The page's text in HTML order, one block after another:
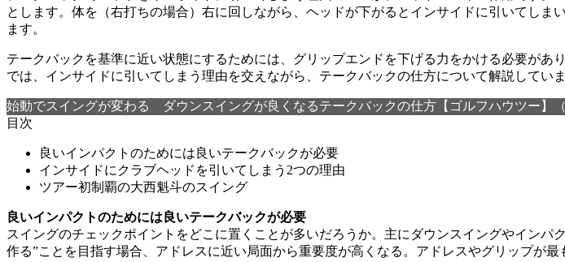
とします。体を（右打ちの場合）右に回しながら、ヘッドが下がるとインサイドに引いてし
ます。
テークバックを基準に近い状態にするためには、グリップエンドを下げる力をかける必要が
では、インサイドに引いてしまう理由を交えながら、テークバックの仕方について解説してい
始動でスイングが変わる ダウンスイングが良くなるテークバックの仕方【ゴルフハウツー】（
目次
良いインパクトのためには良いテークバックが必要
インサイドにクラブヘッドを引いてしまう2つの理由
ツアー初制覇の大西魁斗のスイング
良いインパクトのためには良いテークバックが必要
スイングのチェックポイントをどこに置くことが多いだろうか。主にダウンスイングやイン
作る”ことを目指す場合、アドレスに近い局面から重要度が高くなる。アドレスやグリップが最